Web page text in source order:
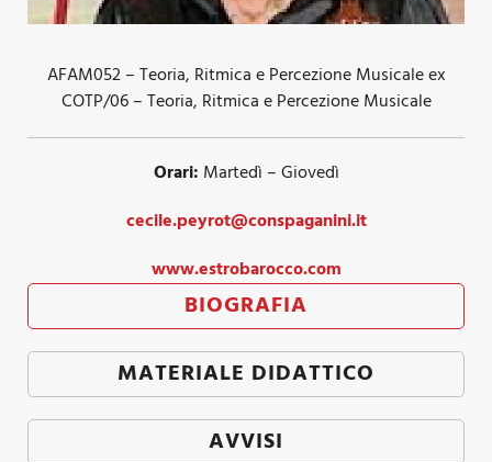
AFAM052 – Teoria, Ritmica e Percezione Musicale ex
COTP/06 – Teoria, Ritmica e Percezione Musicale
Orari: Martedì – Giovedì
cecile.peyrot@conspaganini.it
www.estrobarocco.com
BIOGRAFIA
MATERIALE DIDATTICO
AVVISI